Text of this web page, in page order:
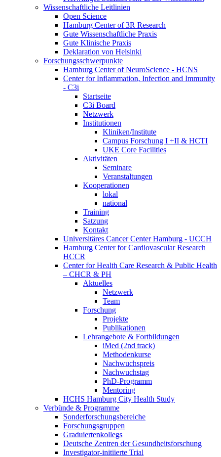
Wissenschaftliche Leitlinien
Open Science
Hamburg Center of 3R Research
Gute Wissenschaftliche Praxis
Gute Klinische Praxis
Deklaration von Helsinki
Forschungsschwerpunkte
Hamburg Center of NeuroScience - HCNS
Center for Inflammation, Infection and Immunity
- C3i
Startseite
C3i Board
Netzwerk
Institutionen
Kliniken/Institute
Campus Forschung I +II & HCTI
UKE Core Facilities
Aktivitäten
Seminare
Veranstaltungen
Kooperationen
lokal
national
Training
Satzung
Kontakt
Universitäres Cancer Center Hamburg - UCCH
Hamburg Center for Cardiovascular Research
HCCR
Center for Health Care Research & Public Health
– CHCR & PH
Aktuelles
Netzwerk
Team
Forschung
Projekte
Publikationen
Lehrangebote & Fortbildungen
iMed (2nd track)
Methodenkurse
Nachwuchspreis
Nachwuchstag
PhD-Programm
Mentoring
HCHS Hamburg City Health Study
Verbünde & Programme
Sonderforschungsbereiche
Forschungsgruppen
Graduiertenkollegs
Deutsche Zentren der Gesundheitsforschung
Investigator-initiierte Trial